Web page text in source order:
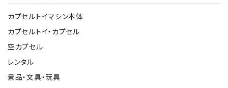
カプセルトイマシン本体
カプセルトイ・カプセル
空カプセル
レンタル
景品・文具・玩具